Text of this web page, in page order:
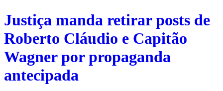
Justiça manda retirar posts de
Roberto Cláudio e Capitão
Wagner por propaganda
antecipada